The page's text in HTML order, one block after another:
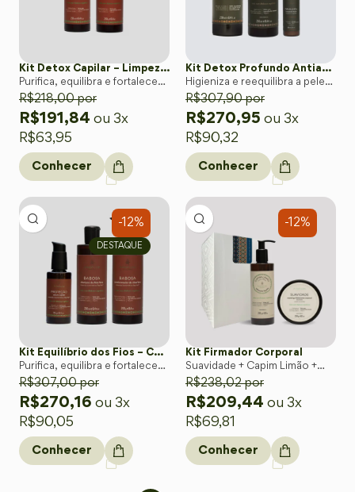
Kit Detox Capilar – Limpeza Natural e Equilíbrio dos Fios
Purifica, equilibra e fortalece o
couro cabeludo e os fios com
o poder da Babosa orgânica.
R$218,00por
R$191,84 ou 3x
R$63,95
Conhecer
Kit Detox Profundo Antiacne Natural
Higieniza e reequilibra a pele
com praticidade
R$307,90por
R$270,95 ou 3x
R$90,32
Conhecer
-12%
DESTAQUE
Kit Equilíbrio dos Fios – Controle Natural da Oleosidade Capilar
Purifica, equilibra e fortalece
os fios com o poder
regenerador da Babosa
orgânica.
R$307,00por
R$270,16 ou 3x
R$90,05
Conhecer
-12%
Kit Firmador Corporal
Suavidade + Capim Limão +
caixa de presente
R$238,02por
R$209,44 ou 3x
R$69,81
Conhecer